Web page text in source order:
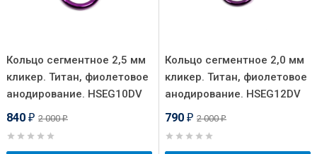
Кольцо сегментное 2,5 мм
кликер. Титан, фиолетовое
анодирование. HSEG10DV
840 ₽ 2 000₽
Кольцо сегментное 2,0 мм
кликер. Титан, фиолетовое
анодирование. HSEG12DV
790 ₽ 2 000₽